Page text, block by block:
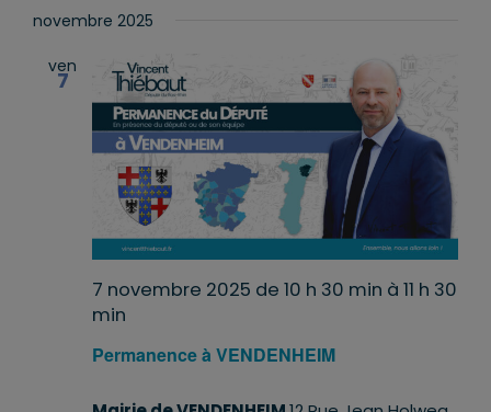
novembre 2025
ven
7
Permanence à VENDENHEIM
7 novembre 2025 de 10 h 30 min à 11 h 30
min